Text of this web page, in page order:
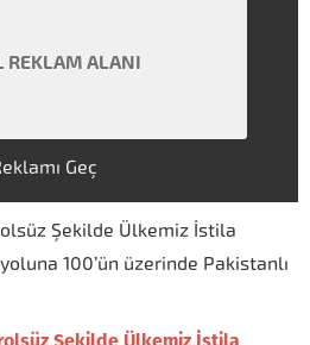
REKLAM ALANI
Geç
Şekilde Ülkemiz İstila
100’ün üzerinde Pakistanlı